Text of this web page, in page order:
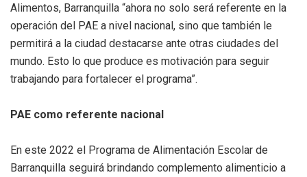
Alimentos, Barranquilla “ahora no solo será referente en la
operación del PAE a nivel nacional, sino que también le
permitirá a la ciudad destacarse ante otras ciudades del
mundo. Esto lo que produce es motivación para seguir
trabajando para fortalecer el programa”.
PAE como referente nacional
En este 2022 el Programa de Alimentación Escolar de
Barranquilla seguirá brindando complemento alimenticio a